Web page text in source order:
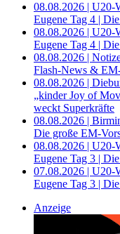
08.08.2026 | U20-
Eugene Tag 4 |
08.08.2026 | U20-
Eugene Tag 4 |
08.08.2026 |
Flash-News &
08.08.2026 |
„kinder Joy of
weckt Superkräfte
08.08.2026 |
Die große EM-
08.08.2026 | U20-
Eugene Tag 3 |
07.08.2026 | U20-
Eugene Tag 3 |
Anzeige